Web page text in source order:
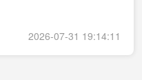
2026-07-31 19:14:11